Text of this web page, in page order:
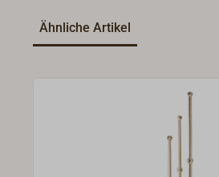
Ähnliche Artikel